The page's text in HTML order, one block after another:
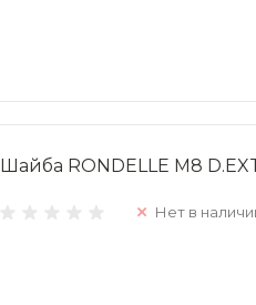
Шайба RONDELLE M8
Нет в